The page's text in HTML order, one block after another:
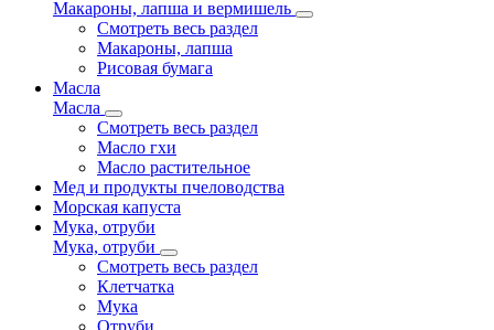
Макароны, лапша и вермишель
Смотреть весь раздел
Макароны, лапша
Рисовая бумага
Масла
Масла
Смотреть весь раздел
Масло гхи
Масло растительное
Мед и продукты пчеловодства
Морская капуста
Мука, отруби
Мука, отруби
Смотреть весь раздел
Клетчатка
Мука
Отруби